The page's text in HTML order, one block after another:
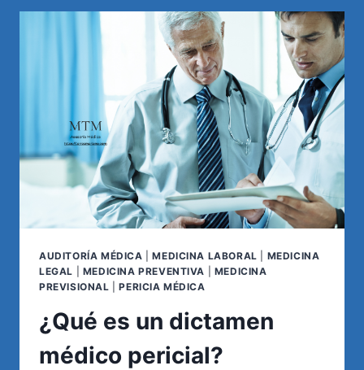
DEMOSTRAR
UN
LA
MEDICINA
Y
LA
JUSTICIA
AUDITORÍA MÉDICA |MEDICINA LABORAL
MEDICINA
LEGAL
MEDICINA PREVENTIVA
MEDICINA
PREVISIONAL |PERICIA MÉDICA
¿Qué es un dictamen
médico pericial?